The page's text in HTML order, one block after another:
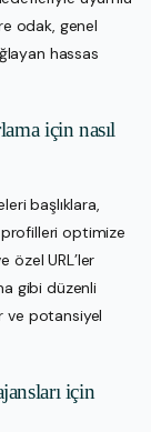
odak, genel
hassas
için nasıl
başlıklara,
optimize
URL’ler
gibi düzenli
ve potansiyel
için